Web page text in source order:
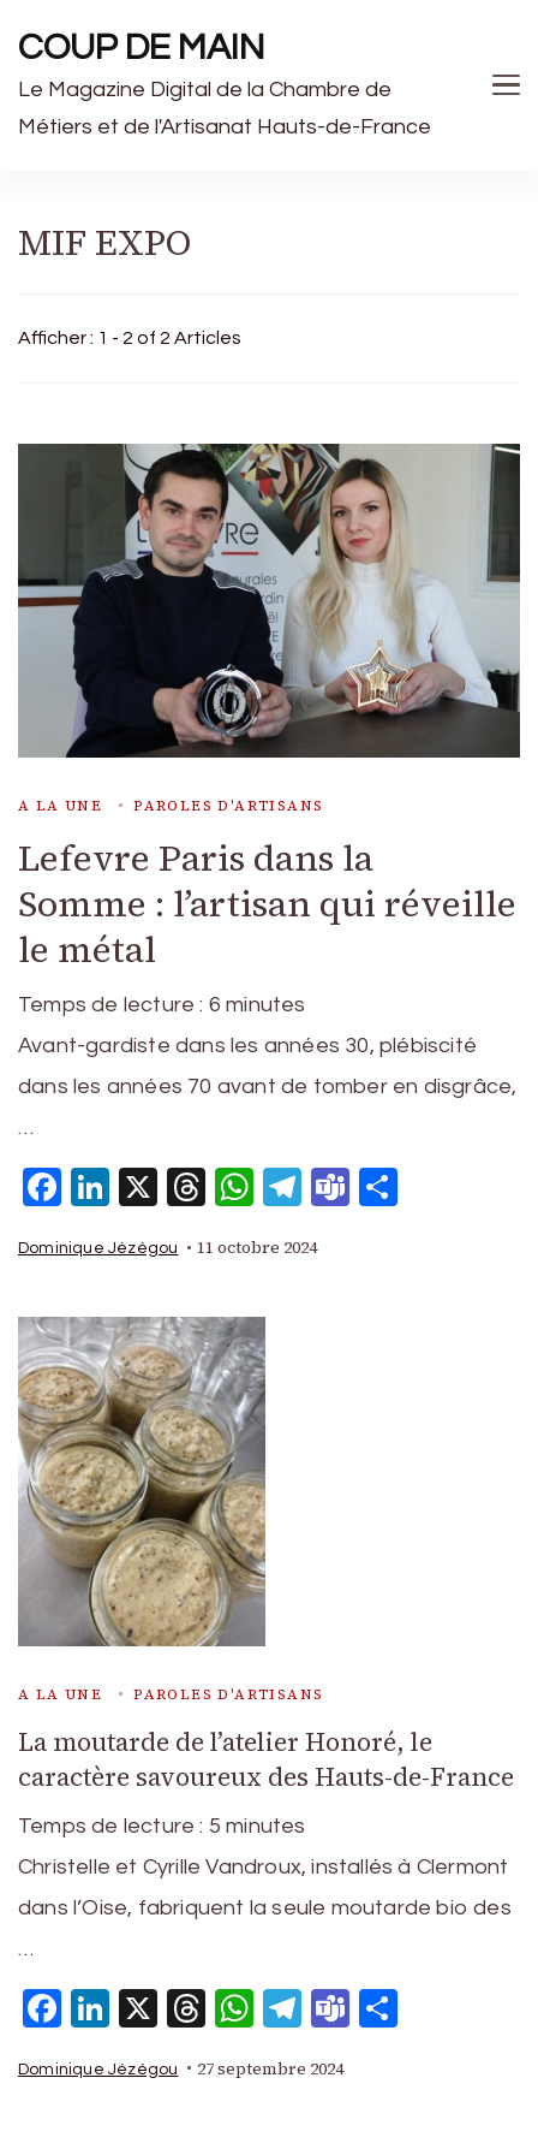
COUP DE MAIN
Le Magazine Digital de la Chambre de
Métiers et de l'Artisanat Hauts-de-France
MIF EXPO
Afficher : 1 - 2 of 2 Articles
A LA UNE PAROLES D'ARTISANS
Lefevre Paris dans la
Somme : l’artisan qui réveille
le métal
Temps de lecture : 6 minutes
Avant-gardiste dans les années 30, plébiscité
dans les années 70 avant de tomber en disgrâce,
…
Facebook
LinkedIn
X Threads
WhatsApp
Telegram
Teams
Dominique Jézégou 11 octobre 2024
A LA UNE PAROLES D'ARTISANS
La moutarde de l’atelier Honoré, le
caractère savoureux des Hauts-de-France
Temps de lecture : 5 minutes
Christelle et Cyrille Vandroux, installés à Clermont
dans l’Oise, fabriquent la seule moutarde bio des
…
Facebook
LinkedIn
X Threads
WhatsApp
Telegram
Teams
Dominique Jézégou 27 septembre 2024